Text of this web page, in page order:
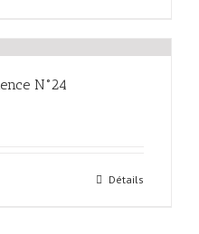
N°24
Détails